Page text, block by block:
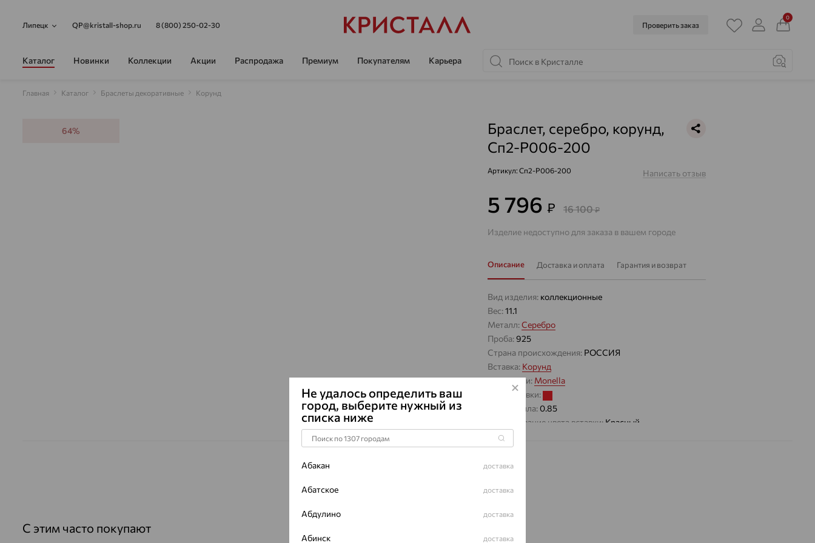
Липецк QP@kristall-shop.ru 8 (800) 250-02-30 Проверить заказ
0
Каталог Новинки Коллекции Акции Распродажа Премиум Покупателям Карьера
Главная Каталог Браслеты декоративные Корунд
64%
Браслет, серебро, корунд,
Сп2-Р006-200
Артикул: Сп2-Р006-200 Написать отзыв
5 796 ₽ 16 100₽
Изделие недоступно для заказа в вашем городе
Описание Доставка и оплата Гарантия и возврат
Вид изделия: коллекционные
Вес:11.1
Металл:Серебро
Проба:925
Страна происхождения: РОССИЯ
Вставка: Корунд
Коллекции: Monella
Цвет вставки:
Вес металла:0.85
Наименование цвета вставки: Красный
Характеристика вставки:
ЦВЕТ
С этим часто покупают
Не удалось определить ваш
город, выберите нужный из
списка ниже
Абакан доставка
Абатское доставка
Абдулино доставка
Абинск доставка